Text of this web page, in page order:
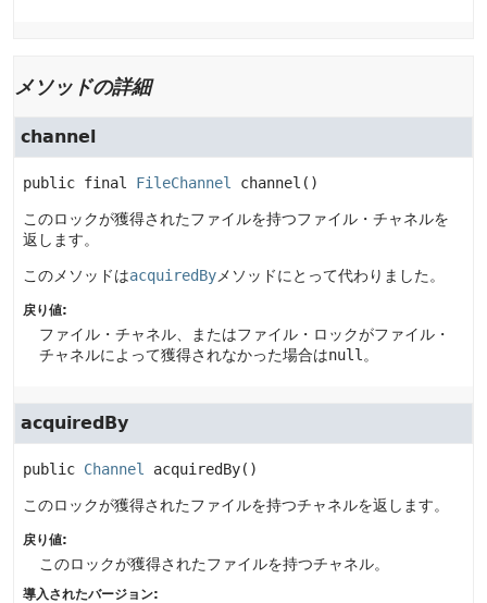
メソッドの詳細
channel
public final FileChannel channel ()
このロックが獲得されたファイルを持つファイル・チャネルを
返します。
このメソッドはacquiredBy メソッドにとって代わりました。
戻り値:
ファイル・チャネル、またはファイル・ロックがファイル・
チャネルによって獲得されなかった場合はnull 。
acquiredBy
public Channel acquiredBy()
このロックが獲得されたファイルを持つチャネルを返します。
戻り値:
このロックが獲得されたファイルを持つチャネル。
導入されたバージョン: